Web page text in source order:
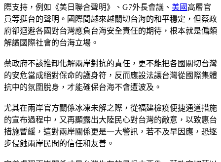
際支持，例如《美日聯合聲明》、G7外長會議、 美國 高層官
員等挺台的聲明。國際間越來越關切台海的和平穩定，但蔡政
府卻迴避各國對台灣應負台海安全責任的期待，根本就是偏頗
解讀國際社會的台海立場。
蔡政府不該推卸化解兩岸對抗的責任，更不能把各國關切台灣
的安危當成絕對保命的護身符，反而應設法讓台灣從國際集體
抗中的氛圍脫身，才能確保台海不會遭波及。
尤其在兩岸官方關係冰凍未解之際，從福建檢疫便捷通道措施
的宣布過程中，又再顯露出大陸民心對台灣的敵意，以致惠台
措施暫緩，這對兩岸關係更是一大警訊，若不及早因應，恐逐
步侵蝕兩岸民間的信任和友善。